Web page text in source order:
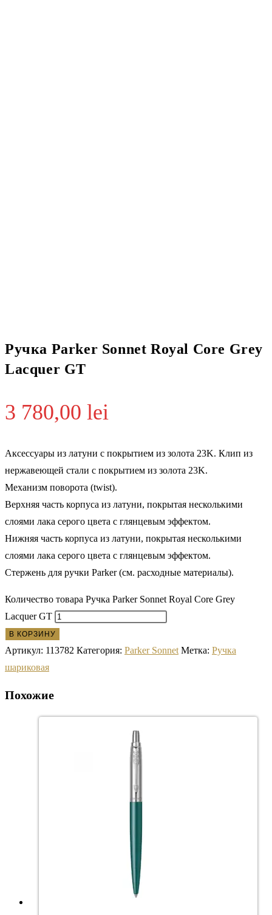
Ручка Parker Sonnet Royal Core Grey
Lacquer GT
3 780,00 lei
Аксессуары из латуни с покрытием из золота 23K. Клип из
нержавеющей стали с покрытием из золота 23K.
Механизм поворота (twist).
Верхняя часть корпуса из латуни, покрытая несколькими
слоями лака серого цвета с глянцевым эффектом.
Нижняя часть корпуса из латуни, покрытая несколькими
слоями лака серого цвета с глянцевым эффектом.
Стержень для ручки Parker (см. расходные материалы).
Количество товара Ручка Parker Sonnet Royal Core Grey
Lacquer GT
В КОРЗИНУ
Артикул: 113782 Категория: Parker Sonnet Метка: Ручка
шариковая
Похожие